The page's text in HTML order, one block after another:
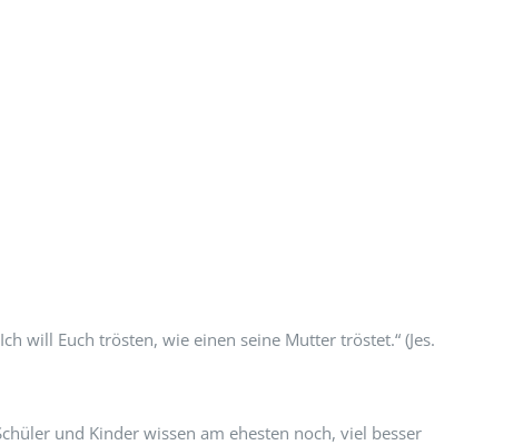
will Euch trösten, wie einen seine Mutter tröstet.“ (Jes.
und Kinder wissen am ehesten noch, viel besser